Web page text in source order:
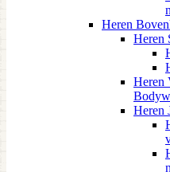
Heren
Heren
Heren
Heren